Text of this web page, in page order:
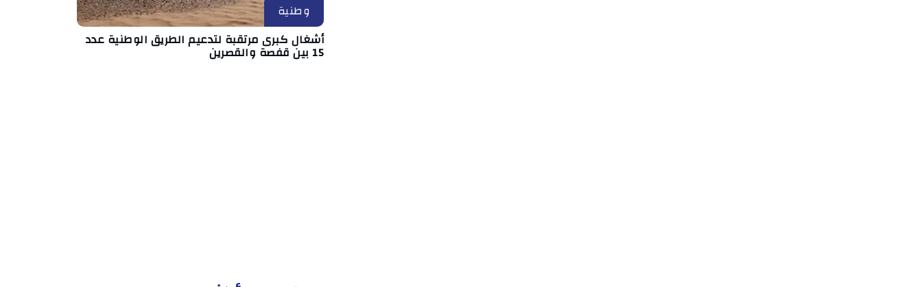
وطنية
أشغال كبرى مرتقبة لتدعيم الطريق الوطنية عدد
15 بين قفصة والقصرين